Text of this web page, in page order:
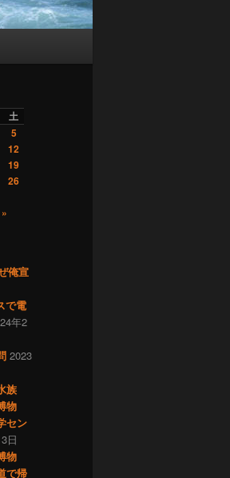
土
5
12
19
26
俺宣
で電
年2
2023
族
物
セン
日
物
で帰